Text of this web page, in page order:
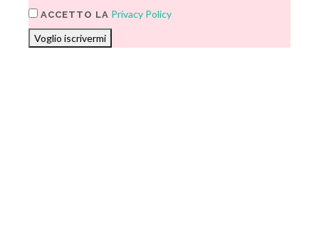
ACCETTO LA Privacy Policy
Voglio iscrivermi